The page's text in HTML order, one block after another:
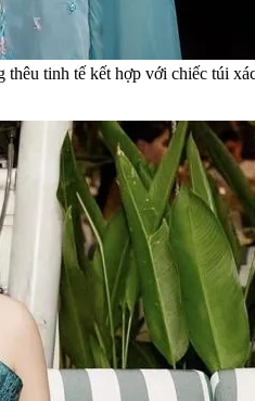
tinh tế kết hợp với chiếc túi